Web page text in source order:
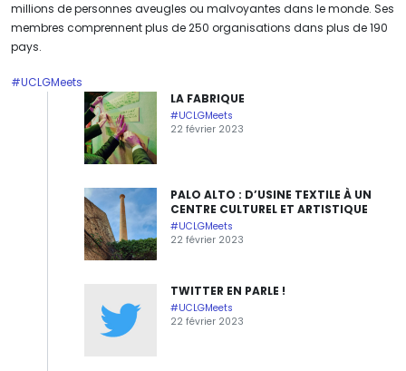
millions de personnes aveugles ou malvoyantes dans le monde. Ses
membres comprennent plus de 250 organisations dans plus de 190
pays.
#UCLGMeets
LA FABRIQUE
#UCLGMeets
22 février 2023
PALO ALTO : D’USINE TEXTILE À UN
CENTRE CULTUREL ET ARTISTIQUE
#UCLGMeets
22 février 2023
TWITTER EN PARLE !
#UCLGMeets
22 février 2023